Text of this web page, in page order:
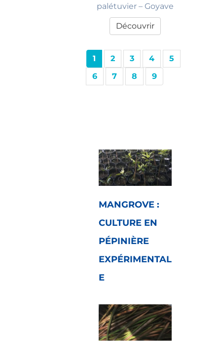
palétuvier – Goyave
Découvrir
1 2 3 4
5
6
7 8 9
MANGROVE :
CULTURE EN
PÉPINIÈRE
EXPÉRIMENTAL
E